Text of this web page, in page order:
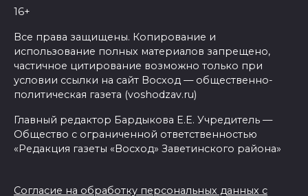
16+
Все права защищены. Копирование и
использование полных материалов запрещено,
частичное цитирование возможно только при
условии ссылки на сайт Восход — общественно-
политическая газета (voshodzav.ru)
Главный редактор Бардыкова Е.Е. Учредитель —
Общество с ограниченной ответственностью
«Редакция газеты «Восход» Заветинского района»
Согласие на обработку персональных данных с